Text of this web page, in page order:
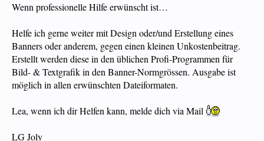
Wenn professionelle Hilfe erwünscht ist…
Helfe ich gerne weiter mit Design oder/und Erstellung eines
Banners oder anderem, gegen einen kleinen Unkostenbeitrag.
Erstellt werden diese in den üblichen Profi-Programmen für
Bild- & Textgrafik in den Banner-Normgrössen. Ausgabe ist
möglich in allen erwünschten Dateiformaten.
Lea, wenn ich dir Helfen kann, melde dich via Mail
LG Joly